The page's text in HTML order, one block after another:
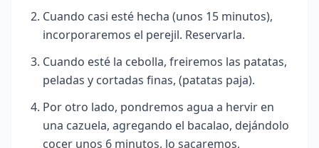
Cuando casi esté hecha (unos 15 minutos),
incorporaremos el perejil. Reservarla.
Cuando esté la cebolla, freiremos las patatas,
peladas y cortadas finas, (patatas paja).
Por otro lado, pondremos agua a hervir en
una cazuela, agregando el bacalao, dejándolo
cocer unos 6 minutos, lo sacaremos,